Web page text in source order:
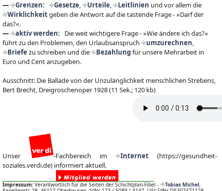
— Grenzen: Gesetze, Urteile, Leitlinien und vor allem die
Wirklichkeitgeben die Antwort auf die tastende Frage - »Darf der
das?«.
—
aktiv werden: Die weit wichtigere Frage - »Wie ändere ich das?«
führt zu den Problemen, den Urlaubsanspruch
umzurechnen,
Briefe zu schreiben und die Bezahlungfür unsere Mehrarbeit in
Euro und Cent anzugeben.
Ausschnitt: Die Ballade von der Unzulänglichkeit menschlichen Strebens,
Bert Brecht, Dreigroschenoper 1928 (11 Sek.; 120 kb)
Unser -Fachbereich im Internet(https://gesundheit-
soziales.verdi.de) informiert aktuell.
Impressum: Verantwortlich für die Seiten der Schichtplan-Fibel - Tobias Michel,